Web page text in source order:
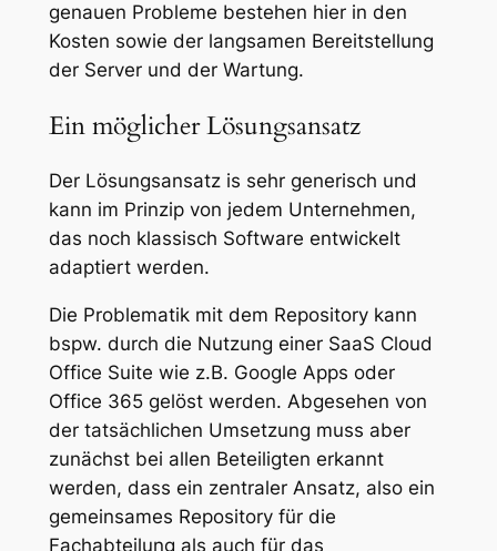
genauen Probleme bestehen hier in den
Kosten sowie der langsamen Bereitstellung
der Server und der Wartung.
Ein möglicher Lösungsansatz
Der Lösungsansatz is sehr generisch und
kann im Prinzip von jedem Unternehmen,
das noch klassisch Software entwickelt
adaptiert werden.
Die Problematik mit dem Repository kann
bspw. durch die Nutzung einer SaaS Cloud
Office Suite wie z.B. Google Apps oder
Office 365 gelöst werden. Abgesehen von
der tatsächlichen Umsetzung muss aber
zunächst bei allen Beteiligten erkannt
werden, dass ein zentraler Ansatz, also ein
gemeinsames Repository für die
Fachabteilung als auch für das